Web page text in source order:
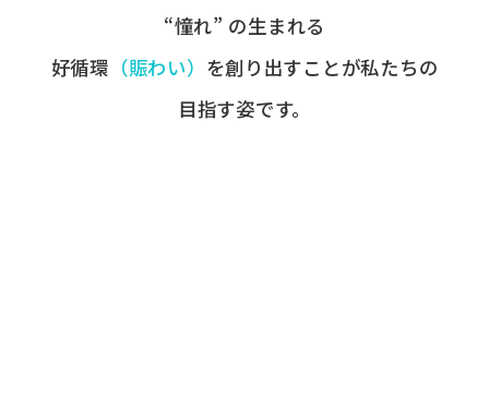
“憧れ” の​生まれる
好循環 ​（賑わい） を​創り出すことが​私たちの​
目指す姿です。​